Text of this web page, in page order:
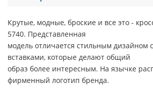
Крутые, модные, броские и все это -
5740. Представленная
модель отличается стильным дизайном
вставками, которые делают общий
образ более интересным. На язычке
фирменный логотип бренда.